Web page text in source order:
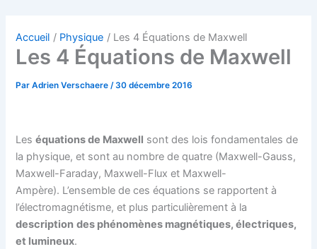
Accueil Physique Les 4 Équations de Maxwell
Les 4 Équations de Maxwell
ParAdrien Verschaere/30 décembre 2016
Leséquations de Maxwell sont des lois fondamentales de
la physique, et sont au nombre de quatre (Maxwell-Gauss,
Maxwell-Faraday, Maxwell-Flux et Maxwell-
Ampère). L’ensemble de ces équations se rapportent à
l’électromagnétisme, et plus particulièrement à la
description des phénomènes magnétiques, électriques,
et lumineux.